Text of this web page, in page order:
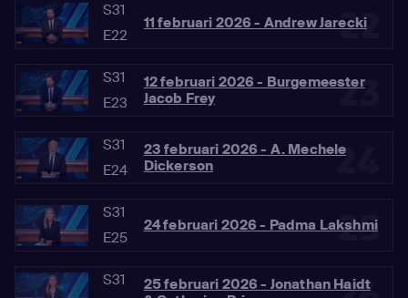
22
S31
E22
11 februari 2026 - Andrew Jarecki
23
S31
E23
12 februari 2026 - Burgemeester
Jacob Frey
24
S31
E24
23 februari 2026 - A. Mechele
Dickerson
25
S31
E25
24 februari 2026 - Padma Lakshmi
S31
25 februari 2026 - Jonathan Haidt